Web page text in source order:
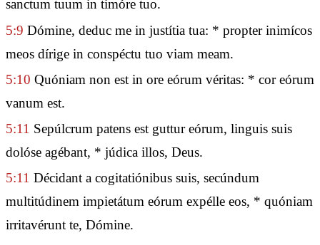
sanctum tuum in timóre tuo.
5:9 Dómine, deduc me in justítia tua: * propter inimícos
meos dírige in conspéctu tuo viam meam.
5:10 Quóniam non est in ore eórum véritas: * cor eórum
vanum est.
5:11 Sepúlcrum patens est guttur eórum, linguis suis
dolóse agébant, * júdica illos, Deus.
5:11 Décidant a cogitatiónibus suis, secúndum
multitúdinem impietátum eórum expélle eos, * quóniam
irritavérunt te, Dómine.